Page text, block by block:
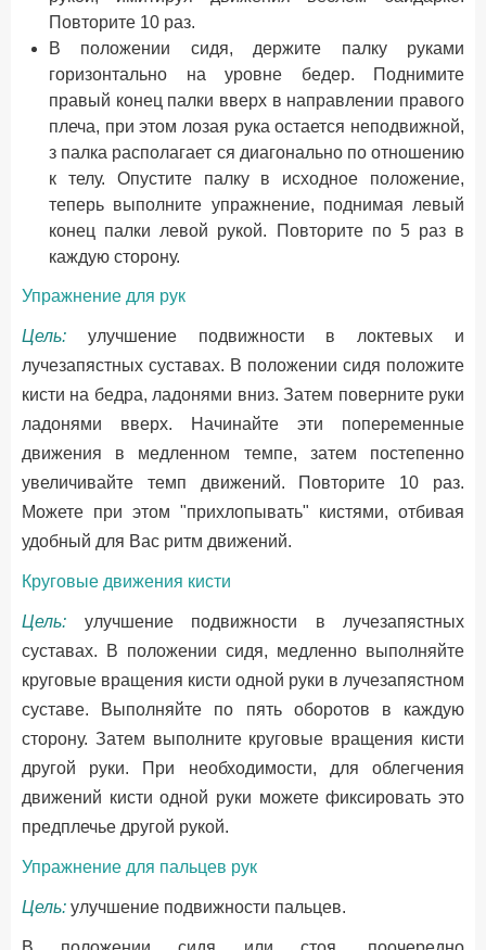
Повторите 10 раз.
В положении сидя, держите палку руками
горизонтально на уровне бедер. Поднимите
правый конец палки вверх в направлении правого
плеча, при этом лозая рука остается неподвижной,
з палка располагает ся диагонально по отношению
к телу. Опустите палку в исходное положение,
теперь выполните упражнение, поднимая левый
конец палки левой рукой. Повторите по 5 раз в
каждую сторону.
Упражнение для рук
Цель: улучшение подвижности в локтевых и
лучезапястных суставах. В положении сидя положите
кисти на бедра, ладонями вниз. Затем поверните руки
ладонями вверх. Начинайте эти попеременные
движения в медленном темпе, затем постепенно
увеличивайте темп движений. Повторите 10 раз.
Можете при этом "прихлопывать" кистями, отбивая
удобный для Вас ритм движений.
Круговые движения кисти
Цель: улучшение подвижности в лучезапястных
суставах. В положении сидя, медленно выполняйте
круговые вращения кисти одной руки в лучезапястном
суставе. Выполняйте по пять оборотов в каждую
сторону. Затем выполните круговые вращения кисти
другой руки. При необходимости, для облегчения
движений кисти одной руки можете фиксировать это
предплечье другой рукой.
Упражнение для пальцев рук
Цель: улучшение подвижности пальцев.